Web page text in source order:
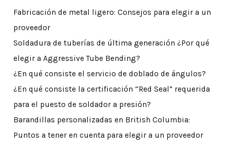
Fabricación de metal ligero: Consejos para elegir a un
proveedor
Soldadura de tuberías de última generación ¿Por qué
elegir a Aggressive Tube Bending?
¿En qué consiste el servicio de doblado de ángulos?
¿En qué consiste la certificación “Red Seal” requerida
para el puesto de soldador a presión?
Barandillas personalizadas en British Columbia:
Puntos a tener en cuenta para elegir a un proveedor